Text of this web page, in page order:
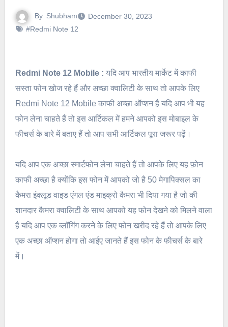
By Shubham
December 30, 2023
#Redmi Note 12
Redmi Note 12 Mobile : यदि आप भारतीय मार्केट में काफी
सस्ता फोन खोज रहे हैं और अच्छा क्वालिटी के साथ तो आपके लिए
Redmi Note 12 Mobile काफी अच्छा ऑप्शन है यदि आप भी यह
फोन लेना चाहते हैं तो इस आर्टिकल में हमने आपको इस मोबाइल के
फीचर्स के बारे में बताए हैं तो आप सभी आर्टिकल पूरा जरूर पढ़ें।
यदि आप एक अच्छा स्मार्टफोन लेना चाहते हैं तो आपके लिए यह फ़ोन
काफी अच्छा है क्योंकि इस फोन में आपको जो है 50 मेगापिक्सल का
कैमरा इंक्लूड वाइड एंगल एंड माइक्रो कैमरा भी दिया गया है जो की
शानदार कैमरा क्वालिटी के साथ आपको यह फोन देखने को मिलने वाला
है यदि आप एक ब्लॉगिंग करने के लिए फोन खरीद रहे हैं तो आपके लिए
एक अच्छा ऑप्शन होगा तो आईए जानते हैं इस फोन के फीचर्स के बारे
में।